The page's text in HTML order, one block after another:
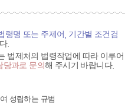
령명 또는 주제어, 기간별 조건검
.
법제처의 법령작업에 따라 이루어
당과로 문의해 주시기 바랍니다.
성립하는 규범